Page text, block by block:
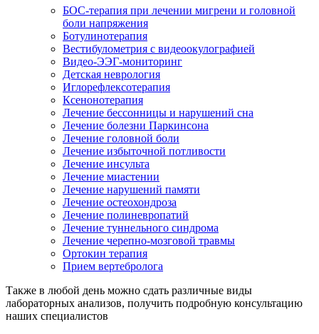
БОС-терапия при лечении мигрени и головной
боли напряжения
Ботулинотерапия
Вестибулометрия с видеоокулографией
Видео-ЭЭГ-мониторинг
Детская неврология
Иглорефлексотерапия
Ксенонотерапия
Лечение бессонницы и нарушений сна
Лечение болезни Паркинсона
Лечение головной боли
Лечение избыточной потливости
Лечение инсульта
Лечение миастении
Лечение нарушений памяти
Лечение остеохондроза
Лечение полиневропатий
Лечение туннельного синдрома
Лечение черепно-мозговой травмы
Ортокин терапия
Прием вертебролога
Также в любой день можно сдать различные виды
лабораторных анализов, получить подробную консультацию
наших специалистов